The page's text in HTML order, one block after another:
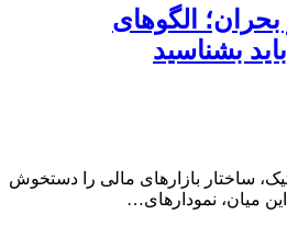
بحران؛ الگوهای
بشناسید
ساختار بازارهای مالی را دستخوش
میان، نمودارهای…